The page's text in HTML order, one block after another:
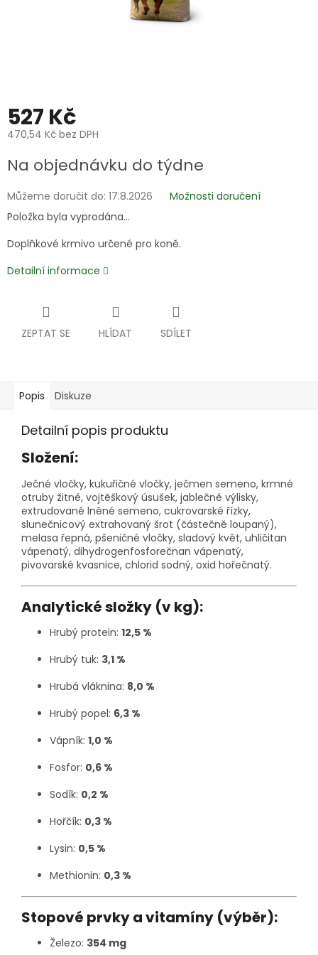
527 Kč
470,54 Kč bez DPH
cena:
Na objednávku do týdne
Můžeme doručit do: 17.8.2026
Možnosti doručení
Položka byla vyprodána…
Doplňkové krmivo určené pro koně.
Detailní informace
ZEPTAT SE HLÍDAT SDÍLET
Popis Diskuze
Detailní popis produktu
Složení:
Ječné vločky, kukuřičné vločky, ječmen semeno, krmné
otruby žitné, vojtěškový úsušek, jablečné výlisky,
extrudované lněné semeno, cukrovarské řízky,
slunečnicový extrahovaný šrot (částečně loupaný),
melasa řepná, pšeničné vločky, sladový květ, uhličitan
vápenatý, dihydrogenfosforečnan vápenatý,
pivovarské kvasnice, chlorid sodný, oxid hořečnatý.
Analytické složky (v kg):
Hrubý protein: 12,5 %
Hrubý tuk: 3,1 %
Hrubá vláknina: 8,0 %
Hrubý popel: 6,3 %
Vápník: 1,0 %
Fosfor: 0,6 %
Sodík: 0,2 %
Hořčík: 0,3 %
Lysin: 0,5 %
Methionin: 0,3 %
Stopové prvky a vitamíny (výběr):
Železo: 354 mg